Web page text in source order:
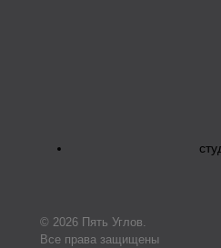
© 2026 Пять Углов.
Все права защищены